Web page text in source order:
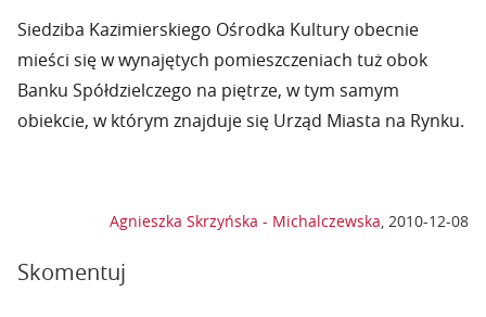
Siedziba Kazimierskiego Ośrodka Kultury obecnie
mieści się w wynajętych pomieszczeniach tuż obok
Banku Spółdzielczego na piętrze, w tym samym
obiekcie, w którym znajduje się Urząd Miasta na Rynku.
Agnieszka Skrzyńska - Michalczewska, 2010-12-08
Skomentuj